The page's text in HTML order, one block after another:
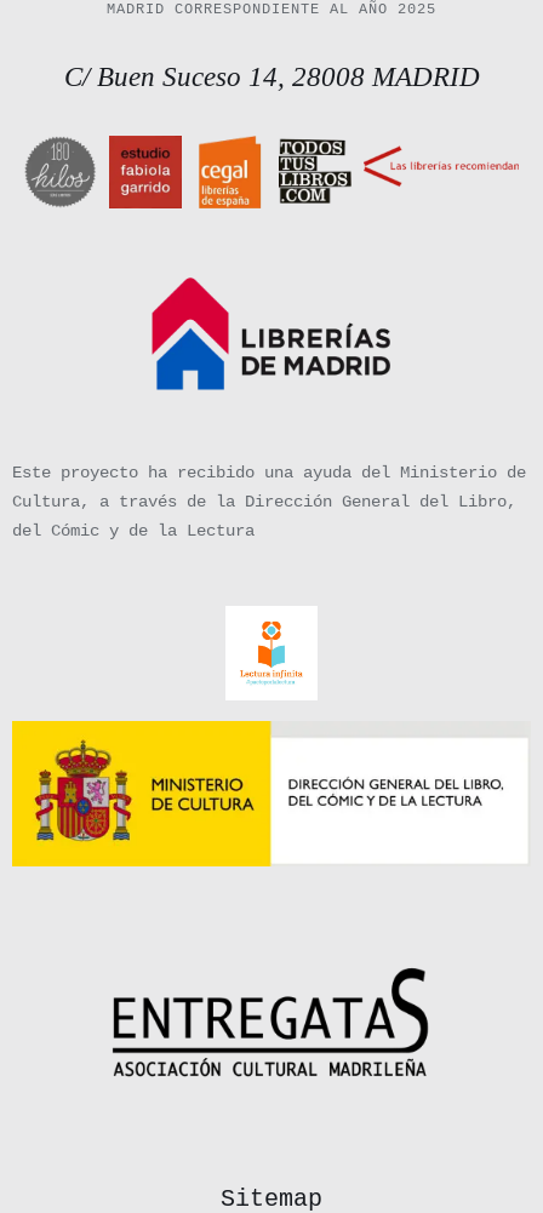
MADRID CORRESPONDIENTE AL AÑO 2025
C/ Buen Suceso 14, 28008 MADRID
Este proyecto ha recibido una ayuda del Ministerio de
Cultura, a través de la Dirección General del Libro,
del Cómic y de la Lectura
Sitemap